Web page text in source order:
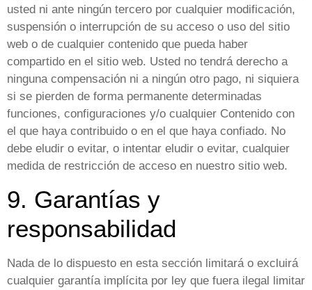
usted ni ante ningún tercero por cualquier modificación,
suspensión o interrupción de su acceso o uso del sitio
web o de cualquier contenido que pueda haber
compartido en el sitio web. Usted no tendrá derecho a
ninguna compensación ni a ningún otro pago, ni siquiera
si se pierden de forma permanente determinadas
funciones, configuraciones y/o cualquier Contenido con
el que haya contribuido o en el que haya confiado. No
debe eludir o evitar, o intentar eludir o evitar, cualquier
medida de restricción de acceso en nuestro sitio web.
9. Garantías y
responsabilidad
Nada de lo dispuesto en esta sección limitará o excluirá
cualquier garantía implícita por ley que fuera ilegal limitar